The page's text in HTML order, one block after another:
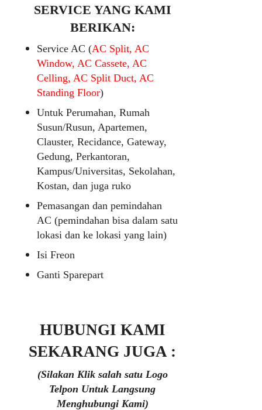
SERVICE YANG KAMI
BERIKAN:
Service AC (AC Split, AC
Window, AC Cassete, AC
Celling, AC Split Duct, AC
Standing Floor)
Untuk Perumahan, Rumah
Susun/Rusun, Apartemen,
Clauster, Recidance, Gateway,
Gedung, Perkantoran,
Kampus/Universitas, Sekolahan,
Kostan, dan juga ruko
Pemasangan dan pemindahan
AC (pemindahan bisa dalam satu
lokasi dan ke lokasi yang lain)
Isi Freon
Ganti Sparepart
HUBUNGI KAMI
SEKARANG JUGA :
(Silakan Klik salah satu Logo
Telpon Untuk Langsung
Menghubungi Kami)